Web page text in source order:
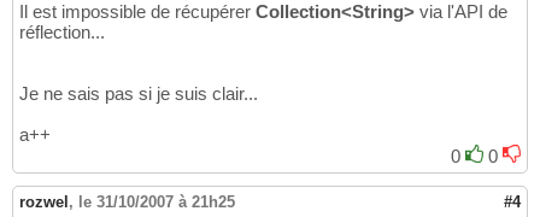
Il est impossible de récupérer Collection<String> via l'API de
réflection...
Je ne sais pas si je suis clair...
a++
0
0
rozwel , le 31/10/2007 à 21h25 #4